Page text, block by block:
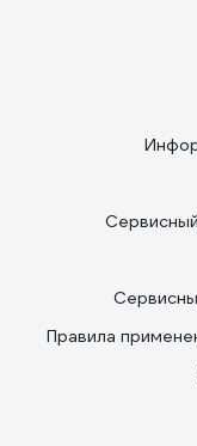
Правила